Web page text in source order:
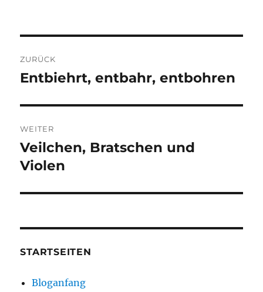
ZURÜCK
Vorheriger
Entbiehrt, entbahr, entbohren
WEITER
Nächster
Beitrag:
Veilchen, Bratschen und
Violen
STARTSEITEN
Bloganfang